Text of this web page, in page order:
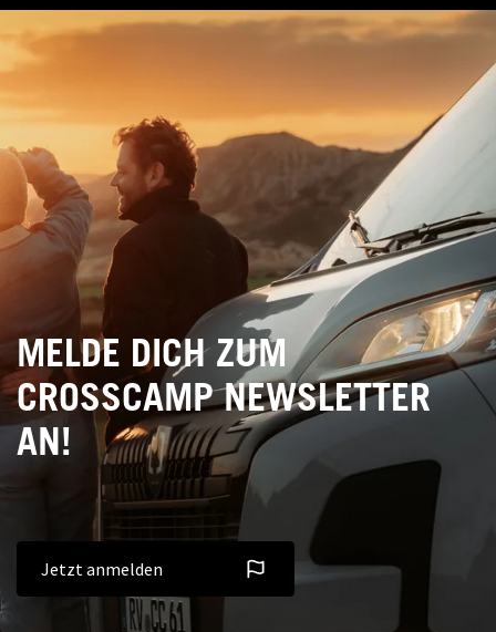
MELDE DICH ZUM
CROSSCAMP NEWSLETTER
AN!
Jetzt anmelden